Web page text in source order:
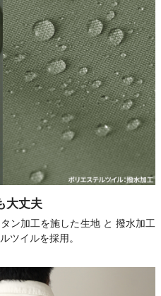
大丈夫
ン加工を施した生地 と 撥水加工
ツイルを採用。